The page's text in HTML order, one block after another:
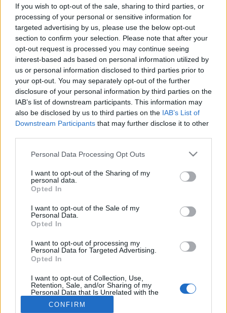
If you wish to opt-out of the sale, sharing to third parties, or
processing of your personal or sensitive information for
targeted advertising by us, please use the below opt-out
section to confirm your selection. Please note that after your
opt-out request is processed you may continue seeing
interest-based ads based on personal information utilized by
us or personal information disclosed to third parties prior to
your opt-out. You may separately opt-out of the further
disclosure of your personal information by third parties on the
IAB’s list of downstream participants. This information may
also be disclosed by us to third parties on the IAB’s List of
Downstream Participants that may further disclose it to other
Please note that this website/app uses one or more Google
not limited to your visit or usage behaviour. You may click to
grant or deny consent to Google and its third-party tags to
use your data for below specified purposes in below Google
consent section.
Personal Data Processing Opt Outs
I want to opt-out of the Sharing of my
personal data.
Opted In
I want to opt-out of the Sale of my
Personal Data.
Opted In
I want to opt-out of processing my
Personal Data for Targeted Advertising.
Opted In
I want to opt-out of Collection, Use,
Retention, Sale, and/or Sharing of my
Personal Data that Is Unrelated with the
Purposes for which it was collected.
Opted Out
CONFIRM
állapotot